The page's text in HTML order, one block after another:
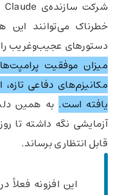
خطرناک می‌توانند
دستورهای عجیب‌وغریب را
یافته است. به همین
آزمایشی نگه داشته تا
قابل انتظاری برساند.
این افزونه